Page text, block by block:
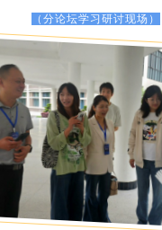
（分论坛学习研讨现场）